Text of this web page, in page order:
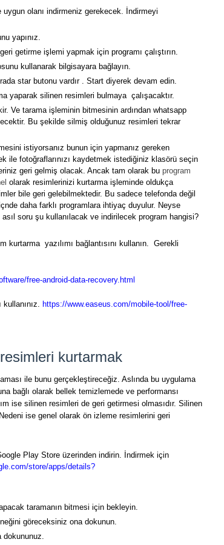
olanı indirmeniz gerekecek. İndirmeyi
yapınız.
getirme işlemi yapmak için programı çalıştırın.
kullanarak bilgisayara bağlayın.
star butonu vardır . Start diyerek devam edin.
yaparak silinen resimleri bulmaya çalışacaktır.
Ve tarama işleminin bitmesinin ardından whatsapp
Bu şekilde silmiş olduğunuz resimleri tekrar
istiyorsanız bunun için yapmanız gereken
ile fotoğraflarınızı kaydetmek istediğiniz klasörü seçin
geri gelmiş olacak. Ancak tam olarak bu program
olarak resimlerinizi kurtarma işleminde oldukça
bile geri gelebilmektedir. Bu sadece telefonda değil
daha farklı programlara ihtiyaç duyulur. Neyse
soru şu kullanılacak ve indirilecek program hangisi?
kurtarma yazılımı bağlantısını kullanın. Gerekli
free-android-data-recovery.html
https://www.easeus.com/mobile-tool/free-
kurtarmak
ile bunu gerçekleştireceğiz. Aslında bu uygulama
bağlı olarak bellek temizlemede ve performansı
ise silinen resimleri de geri getirmesi olmasıdır. Silinen
ise genel olarak ön izleme resimlerini geri
Play Store üzerinden indirin. İndirmek için
store/apps/details?
taramanın bitmesi için bekleyin.
göreceksiniz ona dokunun.
dokununuz.